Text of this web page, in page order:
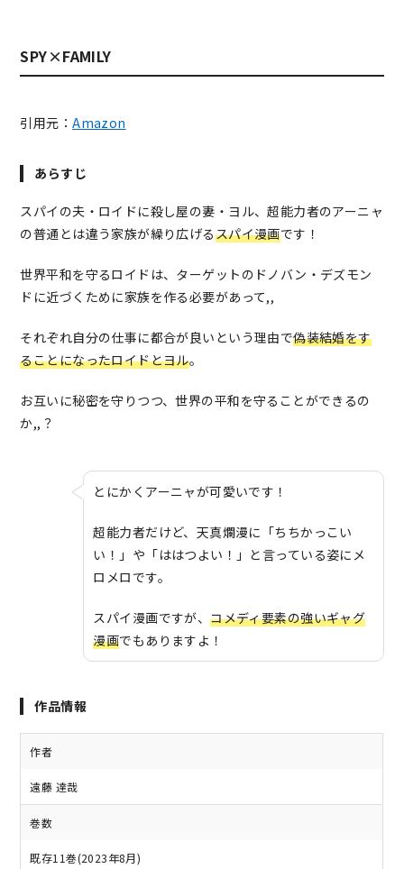
SPY×FAMILY
引用元：Amazon
あらすじ
スパイの夫・ロイドに殺し屋の妻・ヨル、超能力者のアーニャ
の普通とは違う家族が繰り広げるスパイ漫画です！
世界平和を守るロイドは、ターゲットのドノバン・デズモン
ドに近づくために家族を作る必要があって,,
それぞれ自分の仕事に都合が良いという理由で偽装結婚をす
ることになったロイドとヨル。
お互いに秘密を守りつつ、世界の平和を守ることができるの
か,,？
とにかくアーニャが可愛いです！
超能力者だけど、天真爛漫に「ちちかっこい
い！」や「ははつよい！」と言っている姿にメ
ロメロです。
スパイ漫画ですが、コメディ要素の強いギャグ
漫画でもありますよ！
作品情報
作者
遠藤 達哉
巻数
既存11巻(2023年8月)